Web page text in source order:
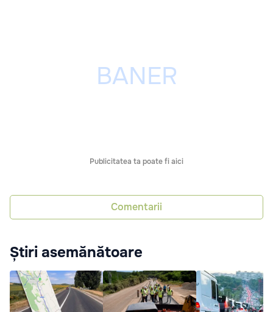
Publicitatea ta poate fi aici
Comentarii
Știri asemănătoare